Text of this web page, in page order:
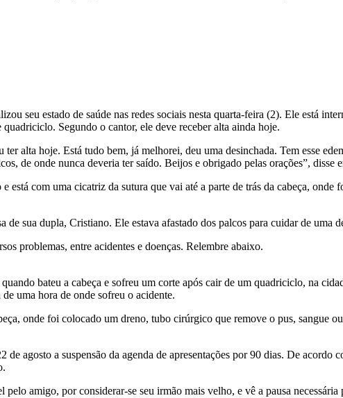
seu estado de saúde nas redes sociais nesta quarta-feira (2). Ele está
Segundo o cantor, ele deve receber alta ainda hoje.
alta hoje. Está tudo bem, já melhorei, deu uma desinchada. Tem esse
de onde nunca deveria ter saído. Beijos e obrigado pelas orações”, disse
está com uma cicatriz da sutura que vai até a parte de trás da cabeça,
de sua dupla, Cristiano. Ele estava afastado dos palcos para cuidar de uma
problemas, entre acidentes e doenças. Relembre abaixo.
bateu a cabeça e sofreu um corte após cair de um quadriciclo, na
uma hora de onde sofreu o acidente.
onde foi colocado um dreno, tubo cirúrgico que remove o pus, sangue
agosto a suspensão da agenda de apresentações por 90 dias. De
pelo amigo, por considerar-se seu irmão mais velho, e vê a pausa